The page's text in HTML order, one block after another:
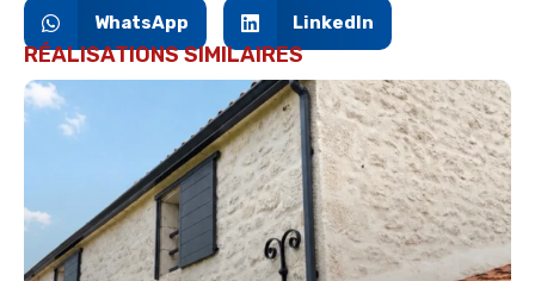
WhatsApp LinkedIn
RÉALISATIONS SIMILAIRES